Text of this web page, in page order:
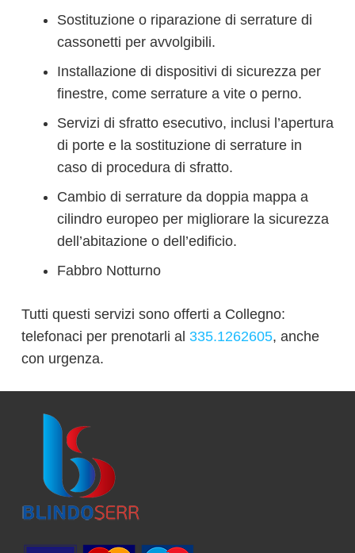
Sostituzione o riparazione di serrature di
cassonetti per avvolgibili.
Installazione di dispositivi di sicurezza per
finestre, come serrature a vite o perno.
Servizi di sfratto esecutivo, inclusi l’apertura
di porte e la sostituzione di serrature in
caso di procedura di sfratto.
Cambio di serrature da doppia mappa a
cilindro europeo per migliorare la sicurezza
dell’abitazione o dell’edificio.
Fabbro Notturno
Tutti questi servizi sono offerti a Collegno:
telefonaci per prenotarli al 335.1262605, anche
con urgenza.